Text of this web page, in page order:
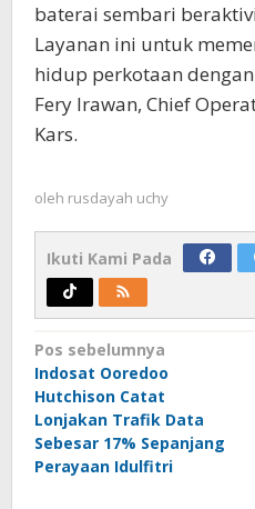
baterai sembari
Layanan ini untuk
hidup perkotaan
Fery Irawan, Chief
Kars.
oleh rusdayah uchy
Ikuti Kami Pada
Navigasi
pos
Pos sebelumnya
Indosat Ooredoo
Hutchison Catat
Lonjakan Trafik Data
Sebesar 17% Sepanjang
Perayaan Idulfitri